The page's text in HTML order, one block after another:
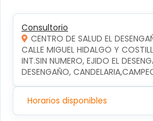
Consultorio
CENTRO DE SALUD EL
CALLE MIGUEL HIDALGO Y
INT.SIN NUMERO, EJIDO EL
DESENGAÑO,
Horarios disponibles